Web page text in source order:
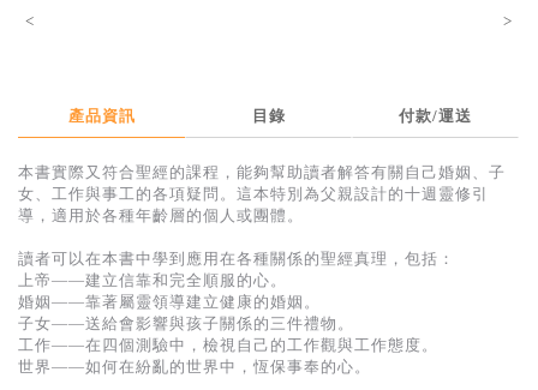
得獎作品推介
中文二手書
精選英文書
電子書
基道 Top 50
< >
產品資訊 目錄 付款/運送
本書實際又符合聖經的課程，能夠幫助讀者解答有關自己婚姻、子
女、工作與事工的各項疑問。這本特別為父親設計的十週靈修引
導，適用於各種年齡層的個人或團體。
讀者可以在本書中學到應用在各種關係的聖經真理，包括：
上帝——建立信靠和完全順服的心。
婚姻——靠著屬靈領導建立健康的婚姻。
子女——送給會影響與孩子關係的三件禮物。
工作——在四個測驗中，檢視自己的工作觀與工作態度。
世界——如何在紛亂的世界中，恆保事奉的心。